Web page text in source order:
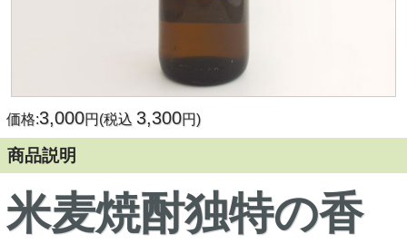
価格:3,000円(税込 3,300円)
商品説明
米麦焼酎独特の香